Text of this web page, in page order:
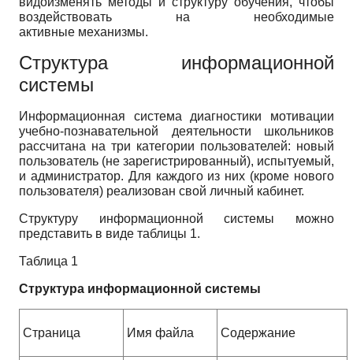
воздействовать на необходимые
активные механизмы.
Структура информационной
системы
Информационная система диагностики мотивации
учебно-познавательной деятельности школьников
рассчитана на три категории пользователей: новый
пользователь (не зарегистрированный), испытуемый,
и администратор. Для каждого из них (кроме нового
пользователя) реализован свой личный кабинет.
Структуру информационной системы можно
представить в виде таблицы 1.
Таблица 1
Структура информационной системы
Страница Имя файла Содержание